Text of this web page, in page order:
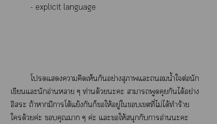
- explicit language
โแาคิดเห็นกันอย่างสุภาพแะน้ำใต่อนัก
เขียนแะนักอ่านา ๆ ท่านด้วยะะ าาพูดคุยกันได้อย่าง
อิสระ ถ้าามีาโต้แย้งกันก็ให้อยู่ใเที่ไม่ได้ทำร้าย
ใด้วยค่ะ คุณา ๆ ค่ะ แะให้สนุกกับาอ่านะะ